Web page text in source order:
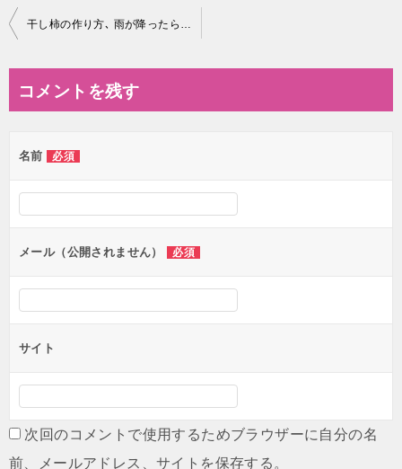
投
ビ
ー
シ
ン
干し柿の作り方､ 雨が降ったらどうすればいい?!ベランダでもできる?
コメントを残す
名前 必須
メール（公開されません） 必須
サイト
次回のコメントで使用するためブラウザーに自分の名
前、メールアドレス、サイトを保存する。